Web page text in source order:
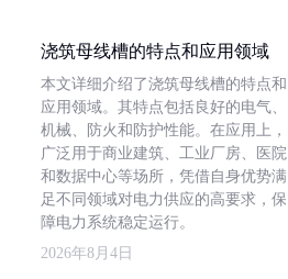
浇筑母线槽的特点和应用领域
本文详细介绍了浇筑母线槽的特点和
应用领域。其特点包括良好的电气、
机械、防火和防护性能。在应用上，
广泛用于商业建筑、工业厂房、医院
和数据中心等场所，凭借自身优势满
足不同领域对电力供应的高要求，保
障电力系统稳定运行。
2026年8月4日